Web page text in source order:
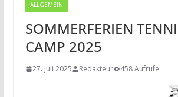
ALLGEMEIN
SOMMERFERIEN
CAMP 2025
27. Juli 2025 Redakteur 458 Aufrufe